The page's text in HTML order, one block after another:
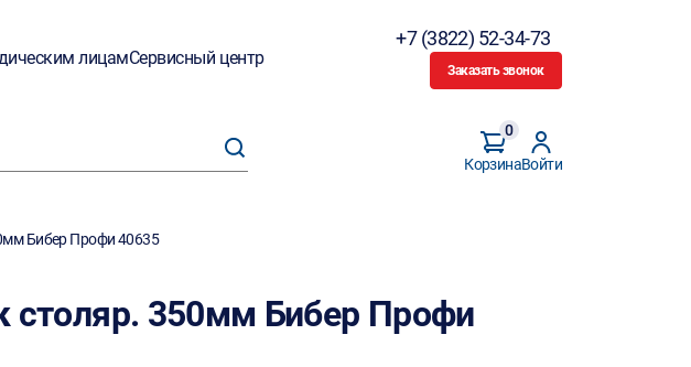
лицамСервисный центр
+7 (3822) 52-34-73
Заказать звонок
Корзина
0
Войти
Бибер Профи 40635
столяр. 350мм Бибер Профи